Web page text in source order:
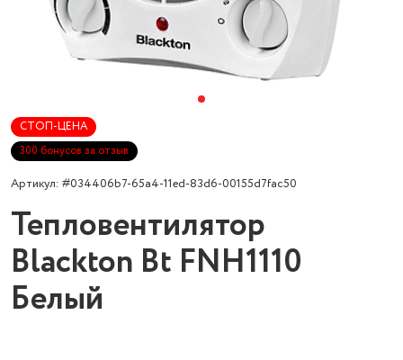
СТОП-ЦЕНА
300 бонусов за отзыв
Артикул: #034406b7-65a4-11ed-83d6-00155d7fac50
Тепловентилятор
Blackton Bt FNH1110
Белый